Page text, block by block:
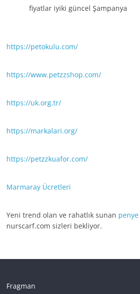
fiyatlar iyiki güncel Şampanya
https://petokulu.com/
https://www.petzzshop.com/
https://uk.org.tr/
https://markalari.org/
https://petzzkuafor.com/
Marmaray Ücretleri
Yeni trend olan ve rahatlık sunan
nurscarf.com sizleri bekliyor.
Fragman